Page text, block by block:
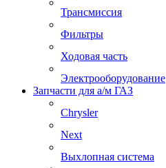
Трансмиссия
Фильтры
Ходовая часть
Электрооборудование
Запчасти для а/м ГАЗ
Chrysler
Next
Выхлопная система